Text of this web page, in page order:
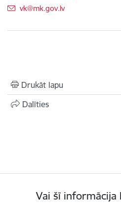
E-pasts:
vk@mk.gov.lv
Drukāt lapu
Dalīties
Vai šī informācija